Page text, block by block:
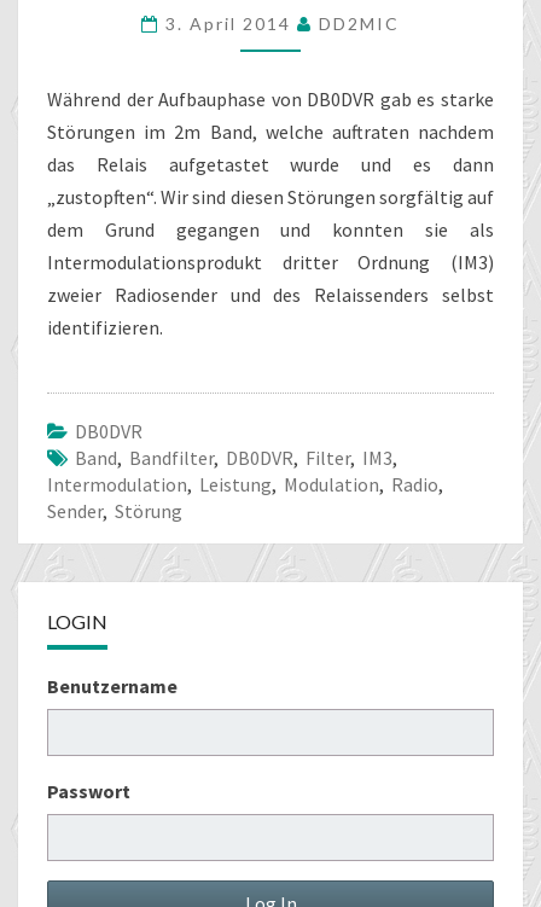
>
GEFUNDEN
BEHOBEN
3. April 2014 DD2MIC
Während der Aufbauphase von DB0DVR gab es starke
Störungen im 2m Band, welche auftraten nachdem
das Relais aufgetastet wurde und es dann
„zustopften“. Wir sind diesen Störungen sorgfältig auf
dem Grund gegangen und konnten sie als
Intermodulationsprodukt dritter Ordnung (IM3)
zweier Radiosender und des Relaissenders selbst
identifizieren.
DB0DVR
Band, Bandfilter, DB0DVR, Filter, IM3,
Intermodulation, Leistung, Modulation, Radio,
Sender, Störung
LOGIN
Benutzername
Passwort